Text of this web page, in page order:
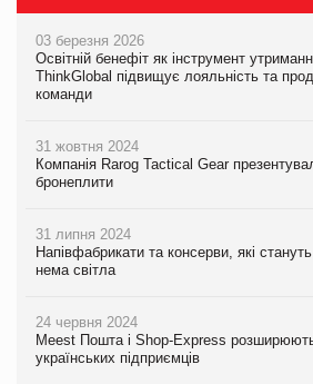
03 березня 2026
Освітній бенефіт як інструмент
ThinkGlobal підвищує лояльність та
команди
31 жовтня 2024
Компанія Rarog Tactical Gear
бронеплити
31 липня 2024
Напівфабрикати та консерви, які
нема світла
24 червня 2024
Meest Пошта і Shop-Express
українських підприємців